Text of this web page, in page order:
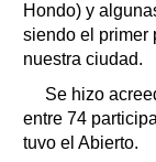
Hondo) y
siendo el primer
nuestra ciudad.
Se hizo
entre 74
tuvo el Abierto.